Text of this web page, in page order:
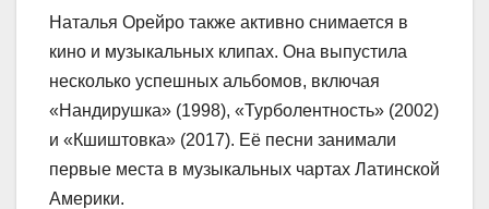
Наталья Орейро также активно снимается в
кино и музыкальных клипах. Она выпустила
несколько успешных альбомов, включая
«Нандирушка» (1998), «Турболентность» (2002)
и «Кшиштовка» (2017). Её песни занимали
первые места в музыкальных чартах Латинской
Америки.